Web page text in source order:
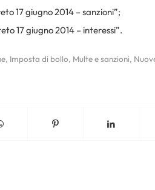
17 giugno 2014 – sanzioni”;
17 giugno 2014 – interessi”.
, Imposta di bollo, Multe e sanzioni,